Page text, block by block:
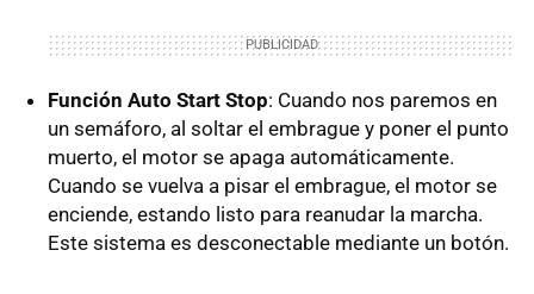
Función Auto Start Stop: Cuando nos paremos en
un semáforo, al soltar el embrague y poner el punto
muerto, el motor se apaga automáticamente.
Cuando se vuelva a pisar el embrague, el motor se
enciende, estando listo para reanudar la marcha.
Este sistema es desconectable mediante un botón.